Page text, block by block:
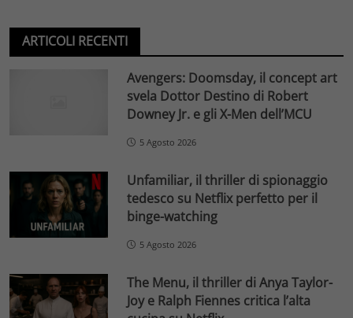
ARTICOLI RECENTI
Avengers: Doomsday, il concept art
svela Dottor Destino di Robert
Downey Jr. e gli X-Men dell’MCU
5 Agosto 2026
Unfamiliar, il thriller di spionaggio
tedesco su Netflix perfetto per il
binge-watching
5 Agosto 2026
The Menu, il thriller di Anya Taylor-
Joy e Ralph Fiennes critica l’alta